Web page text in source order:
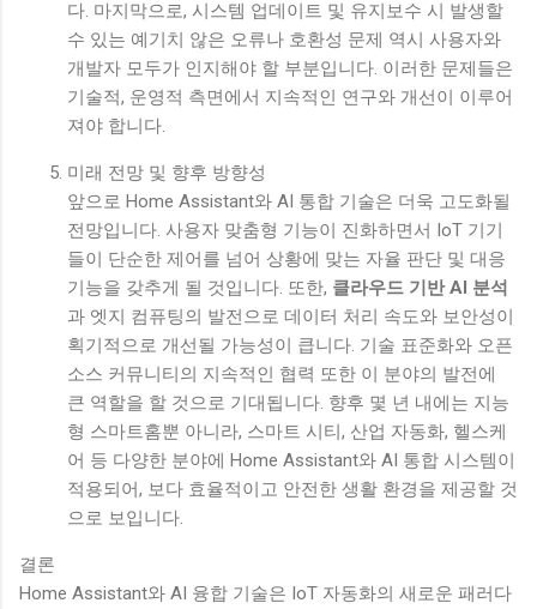
다. 마지막으로, 시스템 업데이트 및 유지보수 시 발생할
수 있는 예기치 않은 오류나 호환성 문제 역시 사용자와
개발자 모두가 인지해야 할 부분입니다. 이러한 문제들은
기술적, 운영적 측면에서 지속적인 연구와 개선이 이루어
져야 합니다.
미래 전망 및 향후 방향성
앞으로 Home Assistant와 AI 통합 기술은 더욱 고도화될
전망입니다. 사용자 맞춤형 기능이 진화하면서 IoT 기기
들이 단순한 제어를 넘어 상황에 맞는 자율 판단 및 대응
기능을 갖추게 될 것입니다. 또한, 클라우드 기반 AI 분석
과 엣지 컴퓨팅의 발전으로 데이터 처리 속도와 보안성이
획기적으로 개선될 가능성이 큽니다. 기술 표준화와 오픈
소스 커뮤니티의 지속적인 협력 또한 이 분야의 발전에
큰 역할을 할 것으로 기대됩니다. 향후 몇 년 내에는 지능
형 스마트홈뿐 아니라, 스마트 시티, 산업 자동화, 헬스케
어 등 다양한 분야에 Home Assistant와 AI 통합 시스템이
적용되어, 보다 효율적이고 안전한 생활 환경을 제공할 것
으로 보입니다.
결론
Home Assistant와 AI 융합 기술은 IoT 자동화의 새로운 패러다